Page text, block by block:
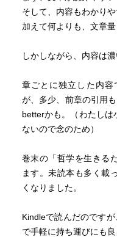
そして、内容もわかりや
加えて何よりも、文章量
しかしながら、内容は濃
章ごとに独立した内容
が、多少、前章の引用
betterかも。（わたしは
ないので念のため）
巻末の「哲学を生きる
ます。未読本も多く載
くなりました。
Kindleで読んだのです
で手軽に持ち運びにも良